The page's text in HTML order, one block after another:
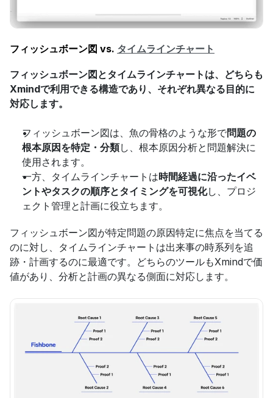
フィッシュボーン図 vs. タイムラインチャート
フィッシュボーン図とタイムラインチャートは、どちらも
Xmindで利用できる構造であり、それぞれ異なる目的に
対応します。
フィッシュボーン図は、魚の骨格のような形で問題の
根本原因を特定・分類し、根本原因分析と問題解決に
使用されます。
一方、タイムラインチャートは時間経過に沿ったイベ
ントやタスクの順序とタイミングを可視化し、プロジ
ェクト管理と計画に役立ちます。
フィッシュボーン図が特定問題の原因特定に焦点を当てる
のに対し、タイムラインチャートは出来事の時系列を追
跡・計画するのに最適です。どちらのツールもXmindで価
値があり、分析と計画の異なる側面に対応します。